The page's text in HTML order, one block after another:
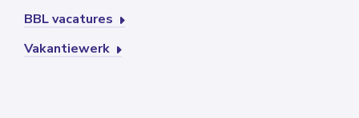
BBL vacatures
Vakantiewerk